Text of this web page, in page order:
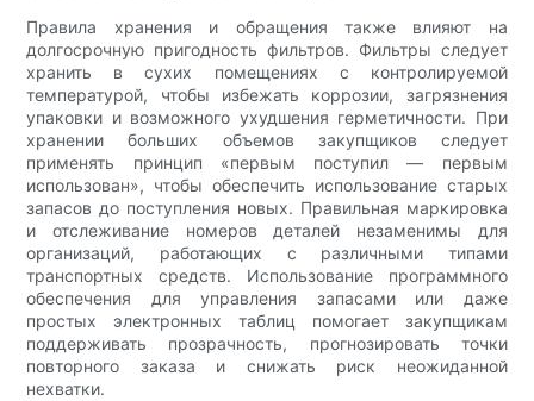
Правила хранения и обращения также влияют на
долгосрочную пригодность фильтров. Фильтры следует
хранить в сухих помещениях с контролируемой
температурой, чтобы избежать коррозии, загрязнения
упаковки и возможного ухудшения герметичности. При
хранении больших объемов закупщиков следует
применять принцип «первым поступил — первым
использован», чтобы обеспечить использование старых
запасов до поступления новых. Правильная маркировка
и отслеживание номеров деталей незаменимы для
организаций, работающих с различными типами
транспортных средств. Использование программного
обеспечения для управления запасами или даже
простых электронных таблиц помогает закупщикам
поддерживать прозрачность, прогнозировать точки
повторного заказа и снижать риск неожиданной
нехватки.